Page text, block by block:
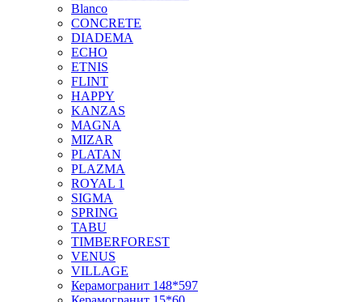
Blanco
CONCRETE
DIADEMA
ECHO
ETNIS
FLINT
HAPPY
KANZAS
MAGNA
MIZAR
PLATAN
PLAZMA
ROYAL 1
SIGMA
SPRING
TABU
TIMBERFOREST
VENUS
VILLAGE
Керамогранит 148*597